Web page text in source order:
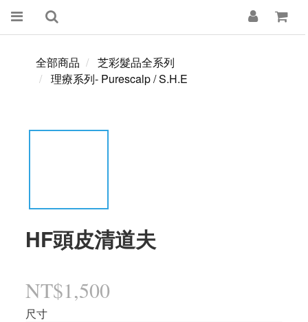
全部商品
芝彩髮品全系列
理療系列- Purescalp / S.H.E
HF頭皮清道夫
NT$1,500
尺寸